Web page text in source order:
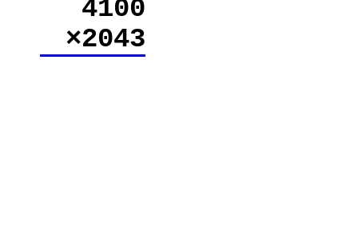
4100
×2043